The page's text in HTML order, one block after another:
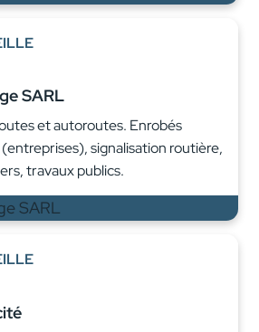
SARL
et autoroutes. Enrobés
signalisation routière,
travaux publics.